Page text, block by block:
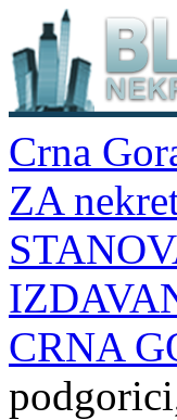
Crna
ZA
CRNA